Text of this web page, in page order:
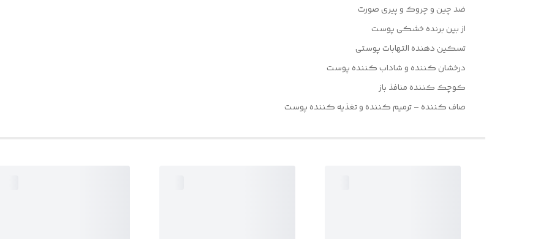
ضد چین و چروک و پیری صورت
از بین برنده خشکی پوست
تسکین دهنده التهابات پوستی
درخشان کننده و شاداب کننده پوست
کوچک کننده منافذ باز
صاف کننده – ترمیم کننده و تغذیه کننده پوست